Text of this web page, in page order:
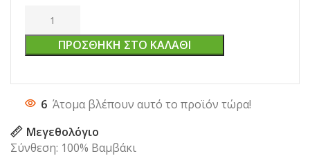
ΠΡΟΣΘΉΚΗ ΣΤΟ ΚΑΛΆΘΙ
6 Άτομα βλέπουν αυτό το προϊόν τώρα!
Μεγεθολόγιο
Σύνθεση: 100% Βαμβάκι